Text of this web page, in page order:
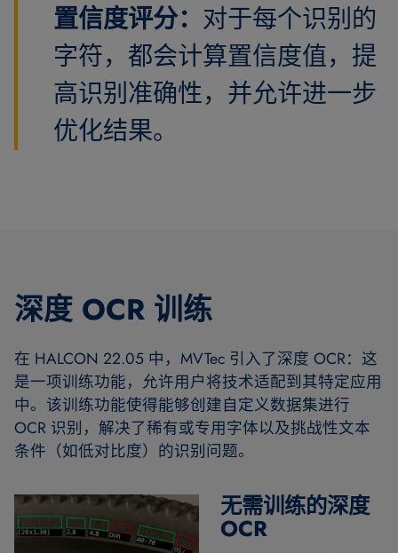
置信度评分： 对于每个识别的
字符，都会计算置信度值，提
高识别准确性，并允许进一步
优化结果。
深度 OCR 训练
在 HALCON 22.05 中，MVTec 引入了深度 OCR：这
是一项训练功能，允许用户将技术适配到其特定应用
中。该训练功能使得能够创建自定义数据集进行
OCR 识别，解决了稀有或专用字体以及挑战性文本
条件（如低对比度）的识别问题。
无需训练的深度
OCR